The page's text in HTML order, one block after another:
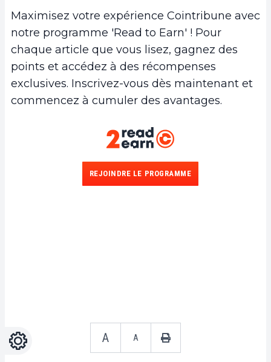
Maximisez votre expérience Cointribune avec
notre programme 'Read to Earn' ! Pour
chaque article que vous lisez, gagnez des
points et accédez à des récompenses
exclusives. Inscrivez-vous dès maintenant et
commencez à cumuler des avantages.
REJOINDRE LE PROGRAMME
A A
Réglages